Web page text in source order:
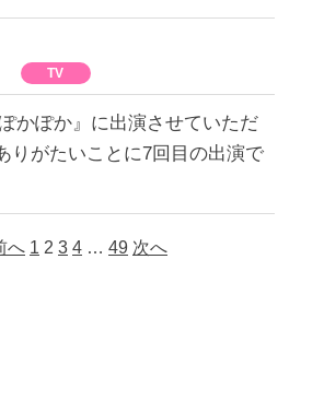
TV
かぽか』に出演させていただ
りがたいことに7回目の出演で
へ 1 2 3 4 … 49 次へ